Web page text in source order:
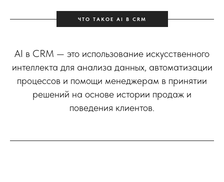
ЧТО ТАКОЕ AI В CRM
AI в CRM — это использование искусственного
интеллекта для анализа данных, автоматизации
процессов и помощи менеджерам в принятии
решений на основе истории продаж и
поведения клиентов.